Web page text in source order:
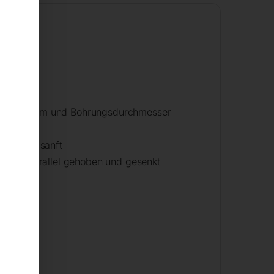
100 mm und Bohrungsdurchmesser
sanft
parallel gehoben und gesenkt